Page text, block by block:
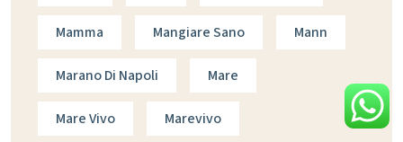
Mamma Mangiare Sano Mann
Marano Di Napoli Mare
Mare Vivo Marevivo